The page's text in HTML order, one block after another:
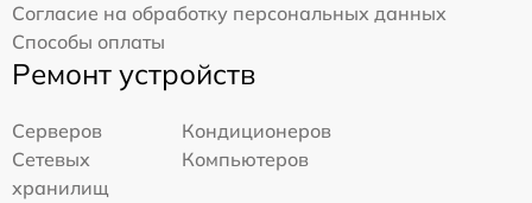
Согласие на обработку персональных данных
Способы оплаты
Ремонт устройств
Серверов
Кондиционеров
Сетевых
хранилищ
Компьютеров